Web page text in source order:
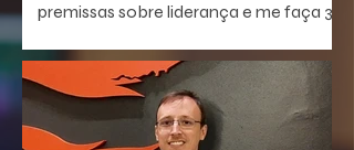
premissas sobre liderança e me faça 3
conseguindo responder".